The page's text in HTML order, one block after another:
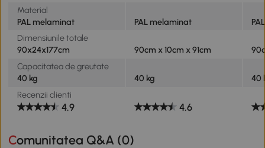
Material
PAL melaminat
PAL melaminat
PAL
Dimensiunile totale
90x24x177cm
90cm x 10cm x 91cm
Capacitatea de greutate
40 kg
40 kg
40
Recenzii clienti
4.9 4.6
Comunitatea Q&A (0)